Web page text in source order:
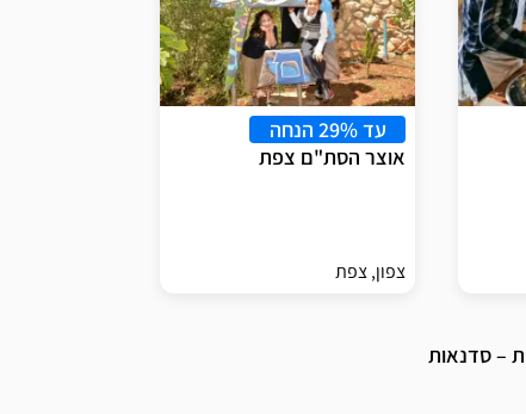
עד 29% הנחה
אוצר הסת"ם צפת
צפון, צפת
– סדנאות